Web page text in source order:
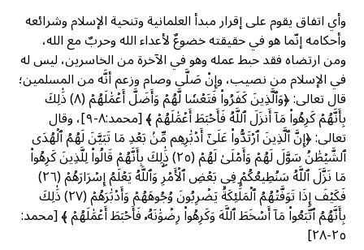
وأي اتفاق يقوم على إقرار مبدأ العلمانية وتنحية الإسلام وشرائعه
وأحكامه إنّما هو في حقيقته خضوعٌ لأعداء الله وحربٌ مع الله،
ومن ارتضاه فقد حبط عمله وهو في الآخرة من الخاسرين، ليس له
في الإسلام من نصيب، وإِنْ صَلَّى وصام وزعم أنَّه من المسلمين؛
قال تعالى: ﴿وَٱلَّذِينَ كَفَرُواْ فَتَعۡسٗا لَّهُمۡ وَأَضَلَّ أَعۡمَٰلَهُمۡ (٨) ذَٰلِكَ
بِأَنَّهُمۡ كَرِهُواْ مَآ أَنزَلَ ٱللَّهُ فَأَحۡبَطَ أَعۡمَٰلَهُمۡ ﴾ [محمد:٨-٩]، وقال
تعالى: ﴿إِنَّ ٱلَّذِينَ ٱرۡتَدُّواْ عَلَىٰٓ أَدۡبَٰرِهِم مِّنۢ بَعۡدِ مَا تَبَيَّنَ لَهُمُ ٱلۡهُدَى
ٱلشَّيۡطَٰنُ سَوَّلَ لَهُمۡ وَأَمۡلَىٰ لَهُمۡ (٢٥) ذَٰلِكَ بِأَنَّهُمۡ قَالُواْ لِلَّذِينَ كَرِهُواْ
مَا نَزَّلَ ٱللَّهُ سَنُطِيعُكُمۡ فِي بَعۡضِ ٱلۡأَمۡرِۖ وَٱللَّهُ يَعۡلَمُ إِسۡرَارَهُمۡ (٢٦)
فَكَيۡفَ إِذَا تَوَفَّتۡهُمُ ٱلۡمَلَٰٓئِكَةُ يَضۡرِبُونَ وُجُوهَهُمۡ وَأَدۡبَٰرَهُمۡ (٢٧) ذَٰلِكَ
بِأَنَّهُمُ ٱتَّبَعُواْ مَآ أَسۡخَطَ ٱللَّهَ وَكَرِهُواْ رِضۡوَٰنَهُۥ فَأَحۡبَطَ أَعۡمَٰلَهُمۡ ﴾ [محمد:
٢٥-٢٨]